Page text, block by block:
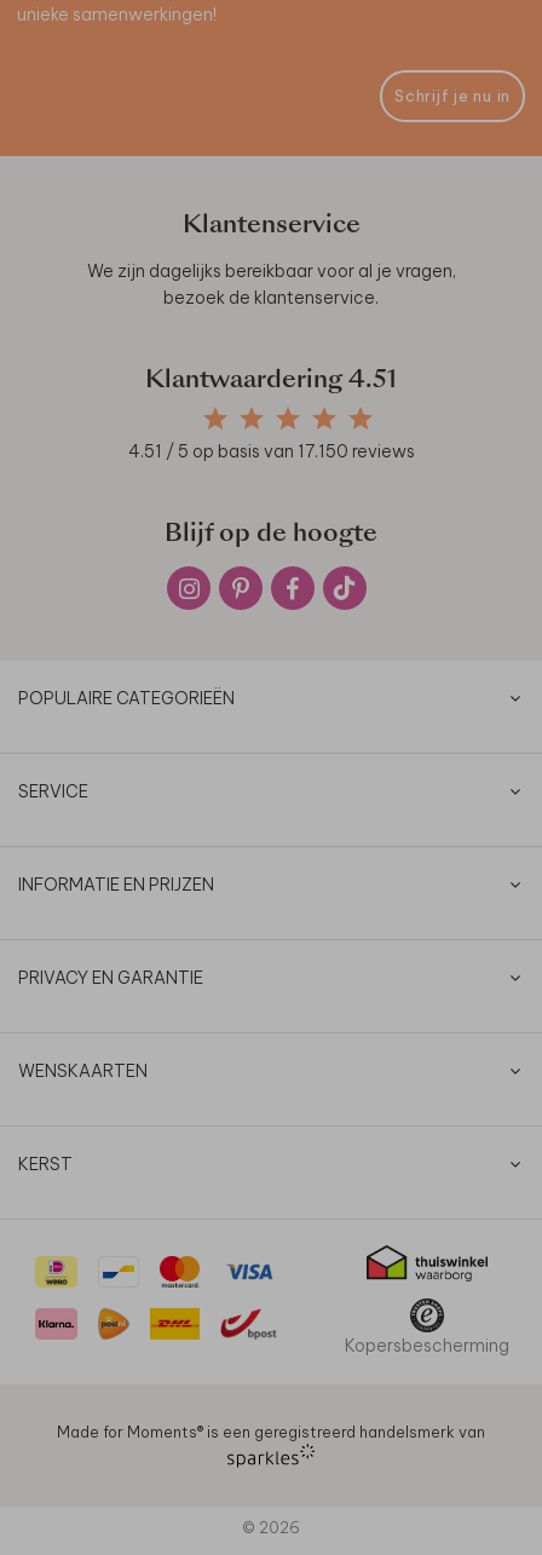
unieke samenwerkingen!
Schrijf je nu in
Klantenservice
We zijn dagelijks bereikbaar voor al je vragen,
bezoek de klantenservice.
Klantwaardering 4.51
4.51 / 5 op basis van 17.150 reviews
Blijf op de hoogte
POPULAIRE CATEGORIEËN
SERVICE
INFORMATIE EN PRIJZEN
PRIVACY EN GARANTIE
WENSKAARTEN
KERST
Kopersbescherming
Made for Moments®️ is een geregistreerd handelsmerk van
© 2026